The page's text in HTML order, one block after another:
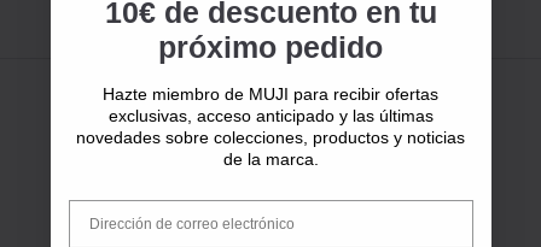
10€ de descuento en tu
próximo pedido
Hazte miembro de MUJI para recibir ofertas
exclusivas, acceso anticipado y las últimas
novedades sobre colecciones, productos y noticias
de la marca.